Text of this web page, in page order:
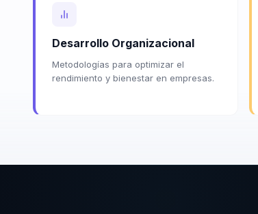
Desarrollo Organizacional
Metodologías para optimizar el
rendimiento y bienestar en empresas.